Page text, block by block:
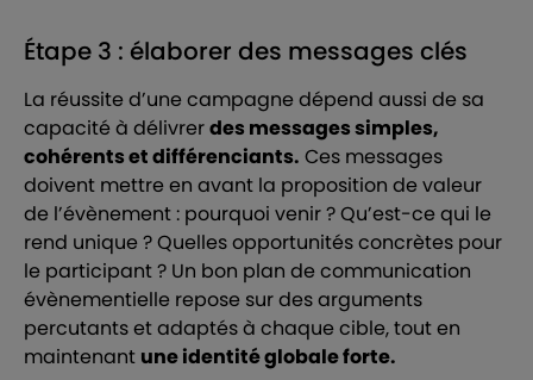
Étape 3 : élaborer des messages clés
La réussite d’une campagne dépend aussi de sa
capacité à délivrerdes messages simples,
cohérents et différenciants. Ces messages
doivent mettre en avant la proposition de valeur
de l’évènement : pourquoi venir ? Qu’est-ce qui le
rend unique ? Quelles opportunités concrètes pour
le participant ? Un bon plan de communication
évènementielle repose sur des arguments
percutants et adaptés à chaque cible, tout en
maintenant une identité globale forte.